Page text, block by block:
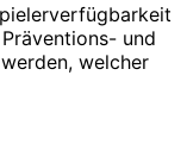
und
welcher